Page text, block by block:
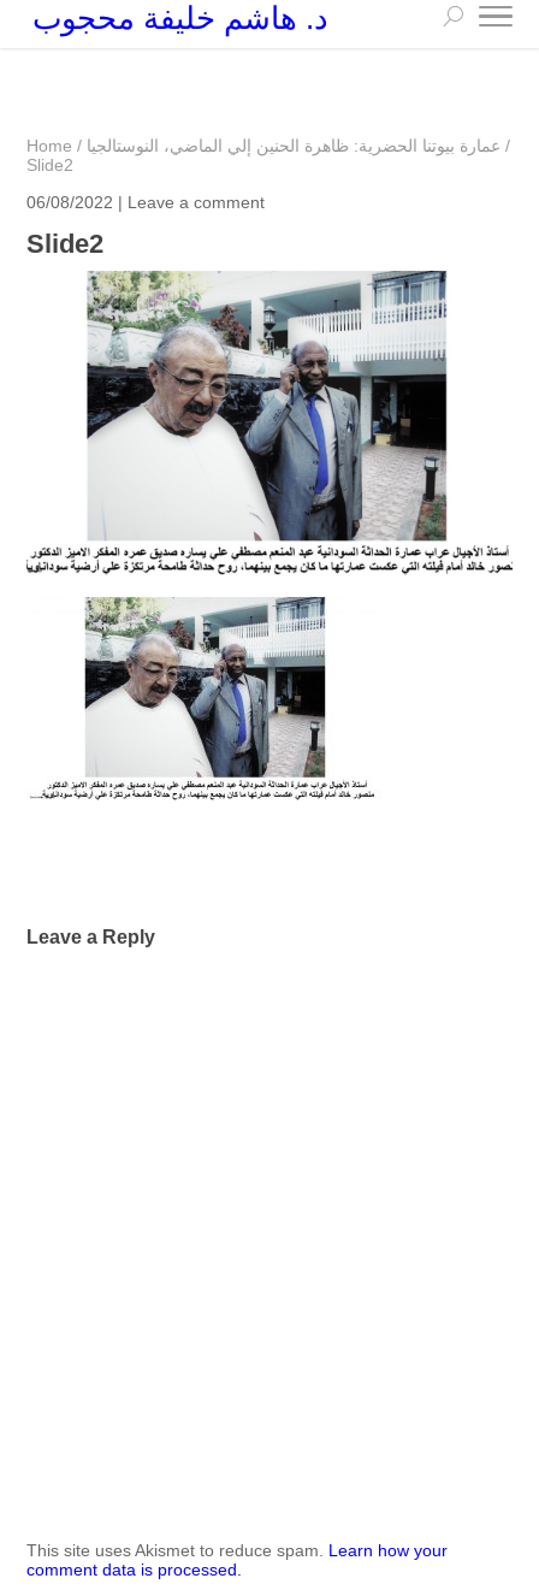
د. هاشم خليفة محجوب
Home / عمارة بيوتنا الحضرية: ظاهرة الحنين إلي الماضي، النوستالجيا /
Slide2
06/08/2022 | Leave a comment
Slide2
Leave a Reply
This site uses Akismet to reduce spam. Learn how your
comment data is processed.